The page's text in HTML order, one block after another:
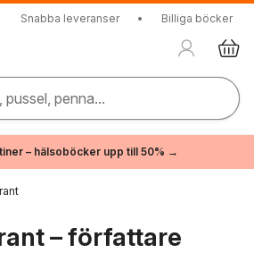
Snabba leveranser • Billiga böcker
pussel, penna...
– hälsoböcker upp till 50% →
– författare